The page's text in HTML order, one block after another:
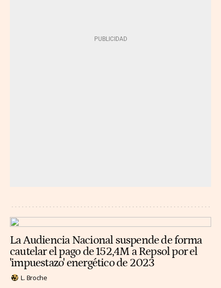
La Audiencia Nacional suspende de forma
cautelar el pago de 152,4M a Repsol por el
'impuestazo' energético de 2023
L. Broche